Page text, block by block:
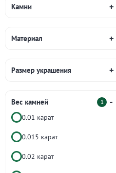
Камни
Материал
Размер украшения
Вес камней 1
0.01 карат
0.015 карат
0.02 карат